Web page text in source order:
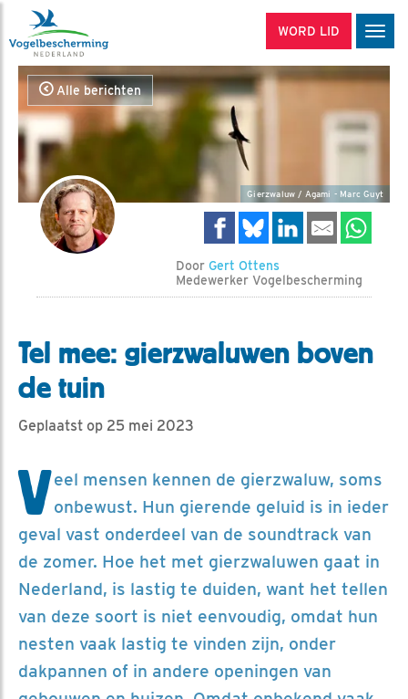
WORD LID
Alle berichten
Gierzwaluw / Agami - Marc Guyt
Door Gert Ottens
Medewerker Vogelbescherming
Tel mee: gierzwaluwen boven
de tuin
Geplaatst op 25 mei 2023
Veel mensen kennen de gierzwaluw, soms
onbewust. Hun gierende geluid is in ieder
geval vast onderdeel van de soundtrack van
de zomer. Hoe het met gierzwaluwen gaat in
Nederland, is lastig te duiden, want het tellen
van deze soort is niet eenvoudig, omdat hun
nesten vaak lastig te vinden zijn, onder
dakpannen of in andere openingen van